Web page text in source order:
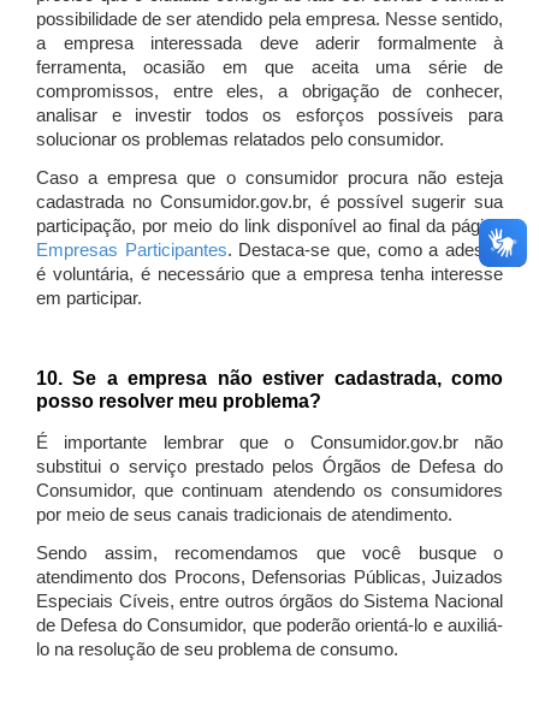
possibilidade de ser atendido pela empresa. Nesse sentido,
a empresa interessada deve aderir formalmente à
ferramenta, ocasião em que aceita uma série de
compromissos, entre eles, a obrigação de conhecer,
analisar e investir todos os esforços possíveis para
solucionar os problemas relatados pelo consumidor.
Caso a empresa que o consumidor procura não esteja
cadastrada no Consumidor.gov.br, é possível sugerir sua
participação, por meio do link disponível ao final da página
Empresas Participantes. Destaca-se que, como a adesão
é voluntária, é necessário que a empresa tenha interesse
em participar.
10. Se a empresa não estiver cadastrada, como
posso resolver meu problema?
É importante lembrar que o Consumidor.gov.br não
substitui o serviço prestado pelos Órgãos de Defesa do
Consumidor, que continuam atendendo os consumidores
por meio de seus canais tradicionais de atendimento.
Sendo assim, recomendamos que você busque o
atendimento dos Procons, Defensorias Públicas, Juizados
Especiais Cíveis, entre outros órgãos do Sistema Nacional
de Defesa do Consumidor, que poderão orientá-lo e auxiliá-
lo na resolução de seu problema de consumo.